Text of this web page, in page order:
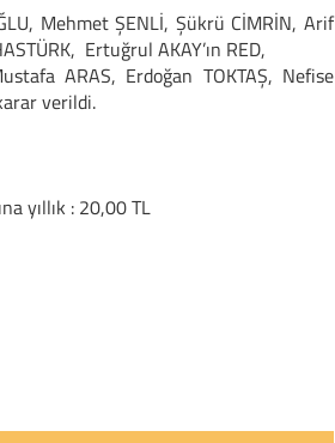
Mehmet ŞENLİ, Şükrü CİMRİN, Arif
Ertuğrul AKAY’ın RED,
ARAS, Erdoğan TOKTAŞ, Nefise
verildi.
yıllık : 20,00 TL